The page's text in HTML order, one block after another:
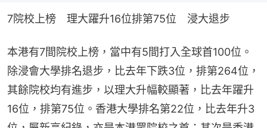
7院校上榜　理大躍升16位排第75位　浸大退步
本港有7間院校上榜，當中有5間打入全球首100位。
除浸會大學排名退步，比去年下跌3位，排第264位，
其餘院校均有進步，以理大升幅較顯著，比去年躍升
16位，排第75位。香港大學排名第22位，比去年升3